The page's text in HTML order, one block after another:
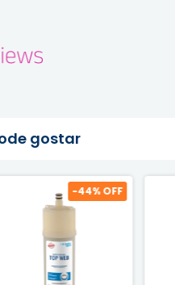
gostar
-44% OFF